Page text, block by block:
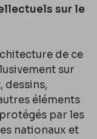
sur le
de ce
sur
dessins,
éléments
par les
nationaux et